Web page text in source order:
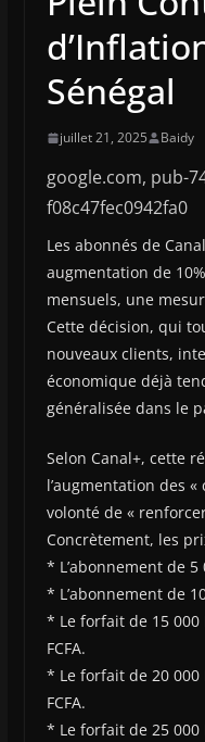
Sénégal
juillet 21, 2025 Baidy
google.com, pub-
f08c47fec0942fa0
Les abonnés de
augmentation de
mensuels, une
Cette décision, qui
nouveaux clients,
économique déjà
généralisée dans le
Selon Canal+, cette
l’augmentation des
volonté de «
Concrètement, les
* L’abonnement de 5
* L’abonnement de
* Le forfait de 15 000
FCFA.
* Le forfait de 20 000
FCFA.
* Le forfait de 25 000